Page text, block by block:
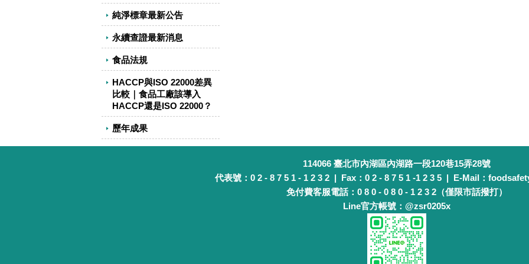
純淨標章最新公告
永續查證最新消息
食品法規
HACCP與ISO 22000差異
比較｜食品工廠該導入
HACCP還是ISO 22000？
歷年成果
114066 臺北市內湖區內湖路一段120巷15弄28號
代表號：0 2 - 8 7 5 1 - 1 2 3 2 | Fax：0 2 - 8 7 5 1 -1 2 3 5 | E-Mail：
免付費客服電話：0 8 0 - 0 8 0 - 1 2 3 2（僅限市話撥打）
Line官方帳號：@zsr0205x